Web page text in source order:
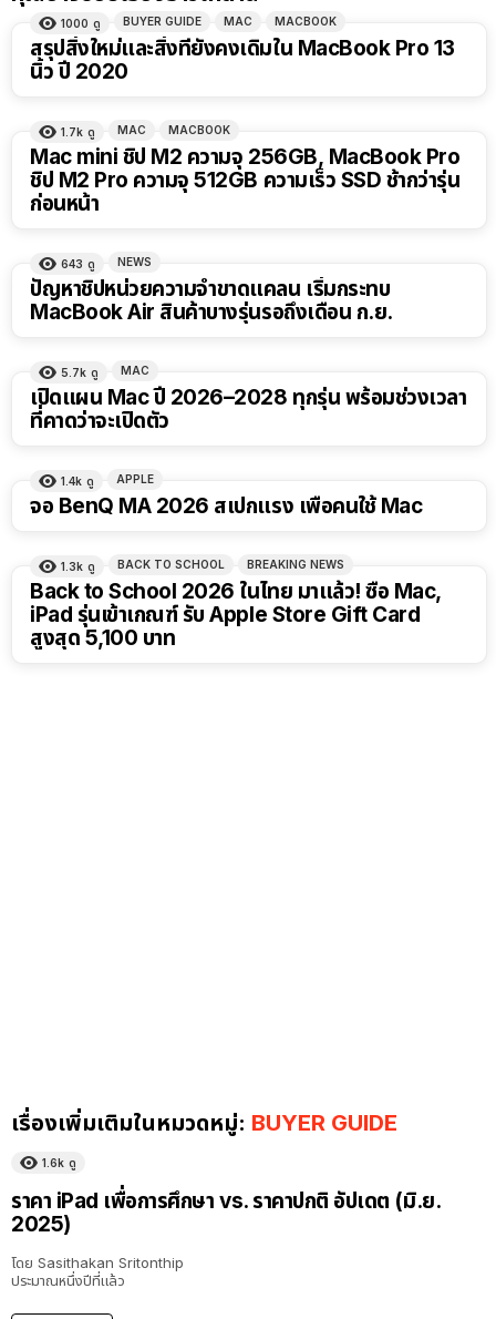
1000 ดู BUYER GUIDE MAC MACBOOK
สรุปสิ่งใหม่และสิ่งที่ยังคงเดิมใน MacBook Pro 13
นิ้ว ปี 2020
1.7k ดู MAC MACBOOK
Mac mini ชิป M2 ความจุ 256GB, MacBook Pro
ชิป M2 Pro ความจุ 512GB ความเร็ว SSD ช้ากว่ารุ่น
ก่อนหน้า
643 ดู NEWS
ปัญหาชิปหน่วยความจำขาดแคลน เริ่มกระทบ
MacBook Air สินค้าบางรุ่นรอถึงเดือน ก.ย.
5.7k ดู MAC
เปิดแผน Mac ปี 2026–2028 ทุกรุ่น พร้อมช่วงเวลา
ที่คาดว่าจะเปิดตัว
1.4k ดู APPLE
จอ BenQ MA 2026 สเปกแรง เพื่อคนใช้ Mac
1.3k ดู BACK TO SCHOOL BREAKING NEWS
Back to School 2026 ในไทย มาแล้ว! ซื้อ Mac,
iPad รุ่นเข้าเกณฑ์ รับ Apple Store Gift Card
สูงสุด 5,100 บาท
เรื่องเพิ่มเติมในหมวดหมู่: BUYER GUIDE
1.6k ดู
ราคา iPad เพื่อการศึกษา vs. ราคาปกติ อัปเดต (มิ.ย.
2025)
โดย Sasithakan Sritonthip
ประมาณหนึ่งปีที่แล้ว